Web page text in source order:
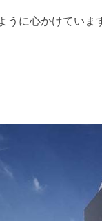
うに心かけてい